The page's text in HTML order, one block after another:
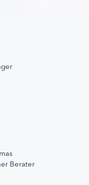
Berater